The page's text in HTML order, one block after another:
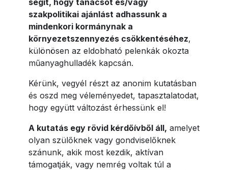
segít, hogy tanácsot és/vagy
szakpolitikai ajánlást adhassunk a
mindenkori kormánynak a
környezetszennyezés csökkentéséhez,
különösen az eldobható pelenkák okozta
műanyaghulladék kapcsán.
Kérünk, vegyél részt az anonim kutatásban
és oszd meg véleményedet, tapasztalatodat,
hogy együtt változást érhessünk el!
A kutatás egy rövid kérdőívből áll, amelyet
olyan szülőknek vagy gondviselőknek
szánunk, akik most kezdik, aktívan
támogatják, vagy nemrég voltak túl a